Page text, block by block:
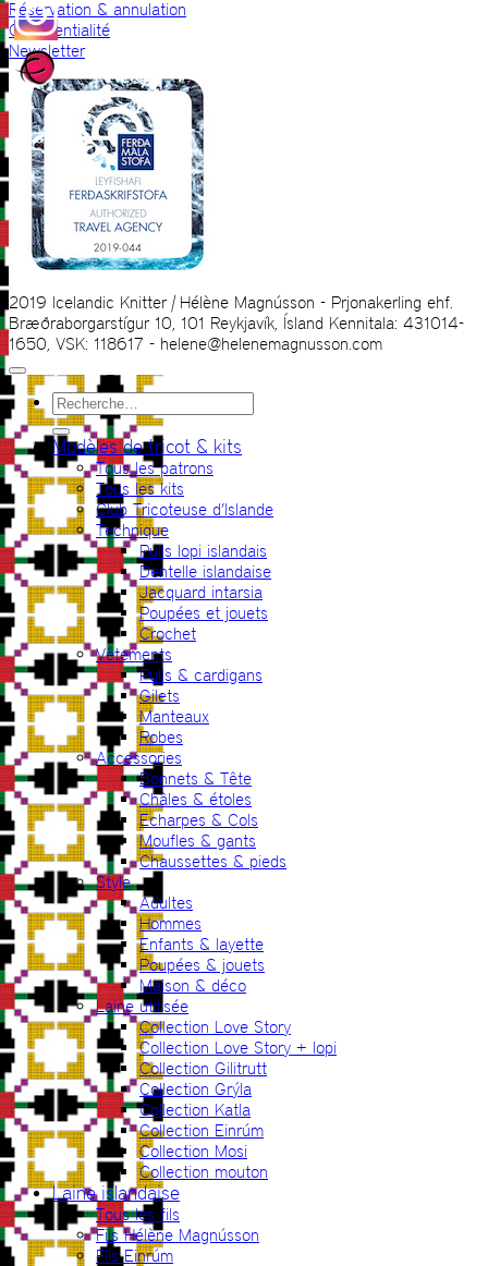
Réservation & annulation
Confidentialité
Newsletter
2019 Icelandic Knitter | Hélène Magnússon - Prjonakerling ehf.
Bræðraborgarstígur 10, 101 Reykjavík, Ísland Kennitala: 431014-
1650, VSK: 118617 - helene@helenemagnusson.com
Recherche
pour :
Modèles de tricot & kits
Tous les patrons
Tous les kits
Club Tricoteuse d’Islande
Technique
Pulls lopi islandais
Dentelle islandaise
Jacquard intarsia
Poupées et jouets
Crochet
Vêtements
Pulls & cardigans
Gilets
Manteaux
Robes
Accessories
Bonnets & Tête
Châles & étoles
Echarpes & Cols
Moufles & gants
Chaussettes & pieds
Style
Adultes
Hommes
Enfants & layette
Poupées & jouets
Maison & déco
Laine utilisée
Collection Love Story
Collection Love Story + lopi
Collection Gilitrutt
Collection Grýla
Collection Katla
Collection Einrúm
Collection Mosi
Collection mouton
Laine islandaise
Tous les fils
Fils Hélène Magnússon
Fils Einrúm